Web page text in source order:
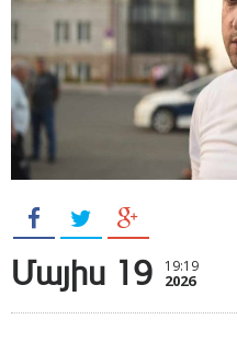
Մայիս 19 19:19
2026